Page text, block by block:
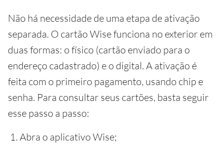
Não há necessidade de uma etapa de ativação
separada. O cartão Wise funciona no exterior em
duas formas: o físico (cartão enviado para o
endereço cadastrado) e o digital. A ativação é
feita com o primeiro pagamento, usando chip e
senha. Para consultar seus cartões, basta seguir
esse passo a passo:
Abra o aplicativo Wise;